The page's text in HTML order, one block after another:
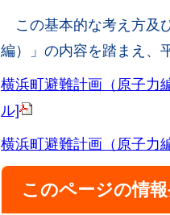
この基本的な考え方及
編）」の内容を踏まえ、
横浜町避難計画（原子力
ル]
横浜町避難計画（原子力
このページの情